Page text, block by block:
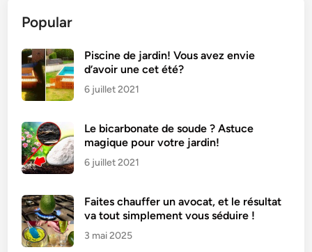
Popular
Piscine de jardin! Vous avez envie
d’avoir une cet été?
6 juillet 2021
Le bicarbonate de soude ? Astuce
magique pour votre jardin!
6 juillet 2021
Faites chauffer un avocat, et le résultat
va tout simplement vous séduire !
3 mai 2025